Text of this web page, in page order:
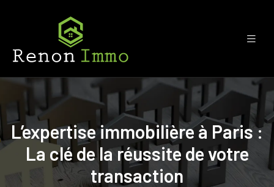
L’expertise immobilière à Paris :
La clé de la réussite de votre
transaction